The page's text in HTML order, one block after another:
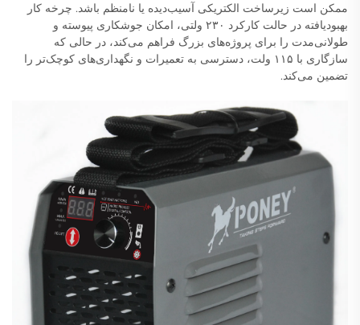
ممکن است زیرساخت الکتریکی آسیب‌دیده یا نامنظم باشد. چرخه کار
بهبودیافته در حالت کارکرد ۲۳۰ ولتی، امکان جوشکاری پیوسته و
طولانی‌مدت را برای پروژه‌های بزرگ فراهم می‌کند، در حالی که
سازگاری با ۱۱۵ ولت، دسترسی به تعمیرات و نگهداری‌های کوچک‌تر را
تضمین می‌کند.